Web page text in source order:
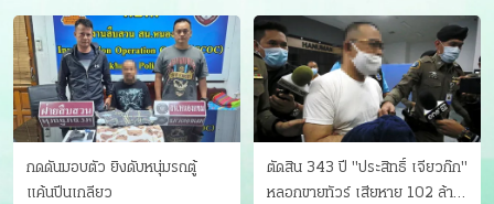
กดดันมอบตัว ยิงดับหนุ่มรถตู้
แค้นปีนเกลียว
ตัดสิน 343 ปี "ประสิทธิ์ เจียวก๊ก"
หลอกขายทัวร์ เสียหาย 102 ล้าน